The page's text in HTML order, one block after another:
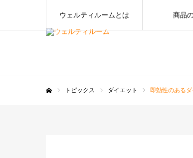
ウェルティルームとは 商品
トピックス ダイエット 即効性のある